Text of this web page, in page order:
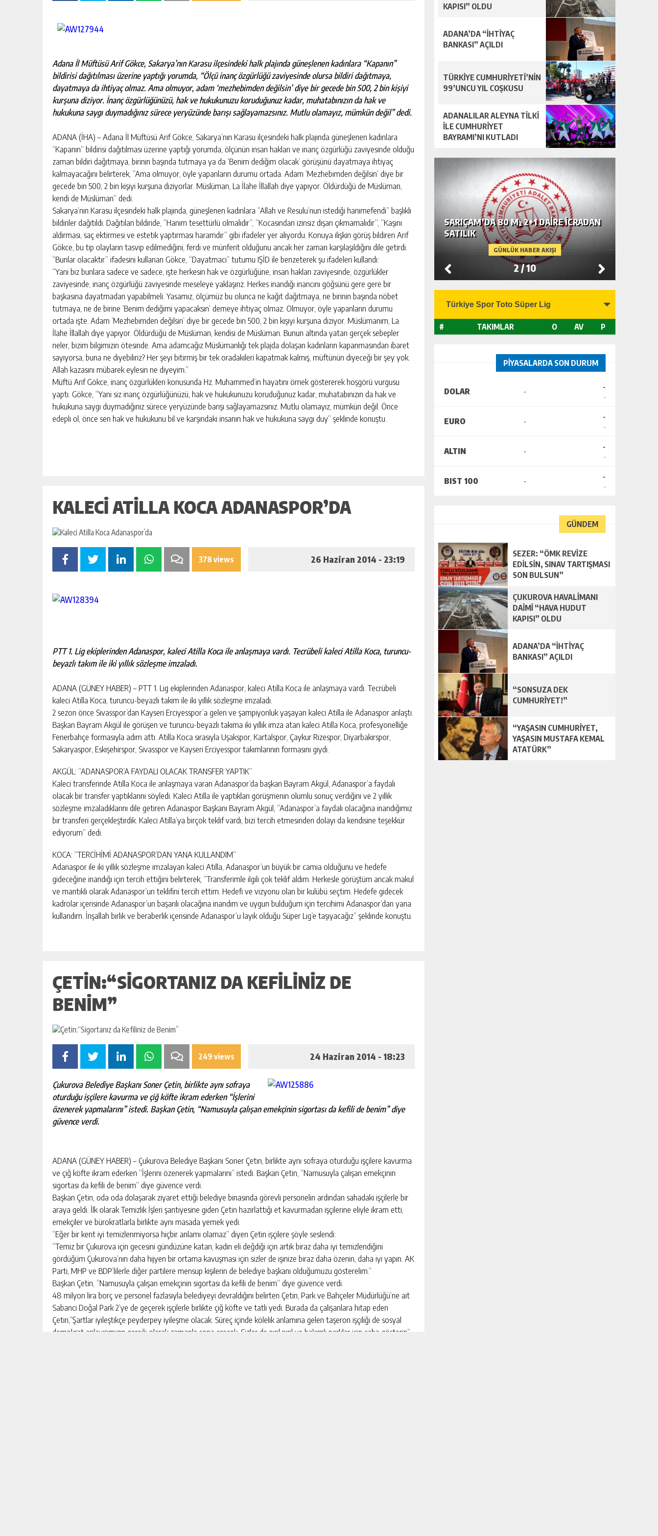
Adana İl Müftüsü Arif Gökce, Sakarya’nın Karasu ilçesindeki halk plajında güneşlenen kadınlara “Kapanın”
bildirisi dağıtılması üzerine yaptığı yorumda, “Ölçü inanç özgürlüğü zaviyesinde olursa bildiri dağıtmaya,
dayatmaya da ihtiyaç olmaz. Ama olmuyor, adam ‘mezhebimden değilsin’ diye bir gecede bin 500, 2 bin kişiyi
kurşuna diziyor. İnanç özgürlüğünüzü, hak ve hukukunuzu koruduğunuz kadar, muhatabınızın da hak ve
hukukuna saygı duymadığınız sürece yeryüzünde barışı sağlayamazsınız. Mutlu olamayız, mümkün değil” dedi.
ADANA (İHA) – Adana İl Müftüsü Arif Gökce, Sakarya’nın Karasu ilçesindeki halk plajında güneşlenen kadınlara
“Kapanın” bildirisi dağıtılması üzerine yaptığı yorumda, ölçünün insan hakları ve inanç özgürlüğü zaviyesinde olduğu
zaman bildiri dağıtmaya, birinin başında tutmaya ya da ‘Benim dediğim olacak’ görüşünü dayatmaya ihtiyaç
kalmayacağını belirterek, “Ama olmuyor, öyle yapanların durumu ortada. Adam ‘Mezhebimden değilsin’ diye bir
gecede bin 500, 2 bin kişiyi kurşuna diziyorlar. Müslüman, La İlahe İllallah diye yapıyor. Öldürdüğü de Müslüman,
kendi de Müslüman” dedi.
Sakarya’nın Karasu ilçesindeki halk plajında, güneşlenen kadınlara “Allah ve Resulu’nun istediği hanımefendi” başlıklı
bildiriler dağıtıldı. Dağıtılan bildiride, “Hanım tesettürlü olmalıdır”, “Kocasından izinsiz dışarı çıkmamalıdır”, “Kaşını
aldırması, saç ektirmesi ve estetik yaptırması haramdır” gibi ifadeler yer alıyordu. Konuya ilişkin görüş bildiren Arif
Gökce, bu tip olayların tasvip edilmediğini, ferdi ve münferit olduğunu ancak her zaman karşılaşıldığını dile getirdi.
“Bunlar olacaktır” ifadesini kullanan Gökce, “Dayatmacı” tutumu IŞİD ile benzeterek şu ifadeleri kullandı:
“Yani biz bunlara sadece ve sadece, işte herkesin hak ve özgürlüğüne, insan hakları zaviyesinde, özgürlükler
zaviyesinde, inanç özgürlüğü zaviyesinde meseleye yaklaşırız. Herkes inandığı inancını göğsünü gere gere bir
başkasına dayatmadan yapabilmeli. Yasamız, ölçümüz bu olunca ne kağıt dağıtmaya, ne birinin başında nöbet
tutmaya, ne de birine ‘Benim dediğimi yapacaksın’ demeye ihtiyaç olmaz. Olmuyor, öyle yapanların durumu
ortada işte. Adam ‘Mezhebimden değilsin’ diye bir gecede bin 500, 2 bin kişiyi kurşuna diziyor. Müslümanım, La
İlahe İllallah diye yapıyor. Öldürdüğü de Müslüman, kendisi de Müslüman. Bunun altında yatan gerçek sebepler
neler, bizim bilgimizin ötesinde. Ama adamcağız Müslümanlığı tek plajda dolaşan kadınların kapanmasından ibaret
sayıyorsa, buna ne diyebiliriz? Her şeyi bitirmiş bir tek oradakileri kapatmak kalmış, müftünün diyeceği bir şey yok.
Allah kazasını mübarek eylesin ne diyeyim.”
Müftü Arif Gökce, inanç özgürlükleri konusunda Hz. Muhammed’in hayatını örnek göstererek hoşgörü vurgusu
yaptı. Gökce, “Yani siz inanç özgürlüğünüzü, hak ve hukukunuzu koruduğunuz kadar, muhatabınızın da hak ve
hukukuna saygı duymadığınız sürece yeryüzünde barışı sağlayamazsınız. Mutlu olamayız, mümkün değil. Önce
edepli ol, önce sen hak ve hukukunu bil ve karşındaki insanın hak ve hukukuna saygı duy” şeklinde konuştu.
KALECI ATILLA KOCA ADANASPOR’DA
378 views 26 Haziran 2014 - 23:19
PTT 1. Lig ekiplerinden Adanaspor, kaleci Atilla Koca ile anlaşmaya vardı. Tecrübeli kaleci Atilla Koca, turuncu-
beyazlı takım ile iki yıllık sözleşme imzaladı.
ADANA (GÜNEY HABER) – PTT 1. Lig ekiplerinden Adanaspor, kaleci Atilla Koca ile anlaşmaya vardı. Tecrübeli
kaleci Atilla Koca, turuncu-beyazlı takım ile iki yıllık sözleşme imzaladı.
2 sezon önce Sivasspor’dan Kayseri Erciyesspor’a gelen ve şampiyonluk yaşayan kaleci Atilla ile Adanaspor anlaştı.
Başkan Bayram Akgül ile görüşen ve turuncu-beyazlı takıma iki yıllık imza atan kaleci Atilla Koca, profesyonelliğe
Fenerbahçe formasıyla adım attı. Atilla Koca sırasıyla Uşakspor, Kartalspor, Çaykur Rizespor, Diyarbakırspor,
Sakaryaspor, Eskişehirspor, Sivasspor ve Kayseri Erciyesspor takımlarının formasını giydi.
AKGÜL: “ADANASPOR’A FAYDALI OLACAK TRANSFER YAPTIK”
Kaleci transferinde Atilla Koca ile anlaşmaya varan Adanaspor’da başkan Bayram Akgül, Adanaspor’a faydalı
olacak bir transfer yaptıklarını söyledi. Kaleci Atilla ile yaptıkları görüşmenin olumlu sonuç verdiğini ve 2 yıllık
sözleşme imzaladıklarını dile getiren Adanaspor Başkanı Bayram Akgül, “Adanaspor’a faydalı olacağına inandığımız
bir transferi gerçekleştirdik. Kaleci Atilla’ya birçok teklif vardı, bizi tercih etmesinden dolayı da kendisine teşekkür
ediyorum” dedi.
KOCA: “TERCİHİMİ ADANASPOR’DAN YANA KULLANDIM”
Adanaspor ile iki yıllık sözleşme imzalayan kaleci Atilla, Adanaspor’un büyük bir camia olduğunu ve hedefe
gideceğine inandığı için tercih ettiğini belirterek, “Transferimle ilgili çok teklif aldım. Herkesle görüştüm ancak makul
ve mantıklı olarak Adanaspor’un teklifini tercih ettim. Hedefi ve vizyonu olan bir kulübü seçtim. Hedefe gidecek
kadrolar içerisinde Adanaspor’un başarılı olacağına inandım ve uygun bulduğum için tercihimi Adanaspor’dan yana
kullandım. İnşallah birlik ve beraberlik içerisinde Adanaspor’u layık olduğu Süper Lig’e taşıyacağız” şeklinde konuştu.
ÇETIN:“SIGORTANIZ DA KEFILINIZ DE
BENIM”
249 views 24 Haziran 2014 - 18:23
Çukurova Belediye Başkanı Soner Çetin, birlikte aynı sofraya
oturduğu işçilere kavurma ve çiğ köfte ikram ederken “İşlerini
özenerek yapmalarını” istedi. Başkan Çetin, “Namusuyla çalışan emekçinin sigortası da kefili de benim” diye
güvence verdi.
ADANA (GÜNEY HABER) – Çukurova Belediye Başkanı Soner Çetin, birlikte aynı sofraya oturduğu işçilere kavurma
ve çiğ köfte ikram ederken “İşlerini özenerek yapmalarını” istedi. Başkan Çetin, “Namusuyla çalışan emekçinin
sigortası da kefili de benim” diye güvence verdi.
Başkan Çetin, oda oda dolaşarak ziyaret ettiği belediye binasında görevli personelin ardından sahadaki işçilerle bir
araya geldi. İlk olarak Temizlik İşleri şantiyesine giden Çetin hazırlattığı et kavurmadan işçilerine eliyle ikram etti,
emekçiler ve bürokratlarla birlikte aynı masada yemek yedi.
“Eğer bir kent iyi temizlenmiyorsa hiçbir anlamı olamaz” diyen Çetin işçilere şöyle seslendi:
“Temiz bir Çukurova için gecesini gündüzüne katan, kadın eli değdiği için artık biraz daha iyi temizlendiğini
gördüğüm Çukurova’nın daha hijyen bir ortama kavuşması için sizler de işinize biraz daha özenin, daha iyi yapın. AK
Parti, MHP ve BDP’lilerle diğer partilere mensup kişilerin de belediye başkanı olduğumuzu gösterelim.”
Başkan Çetin, “Namusuyla çalışan emekçinin sigortası da kefili de benim” diye güvence verdi.
48 milyon lira borç ve personel fazlasıyla belediyeyi devraldığını belirten Çetin, Park ve Bahçeler Müdürlüğü’ne ait
Sabancı Doğal Park 2’ye de geçerek işçilerle birlikte çiğ köfte ve tatlı yedi. Burada da çalışanlara hitap eden
Çetin,“Şartlar iyileştikçe peyderpey iyileşme olacak. Süreç içinde kölelik anlamına gelen taşeron işçiliği de sosyal
demokrat anlayışımızın gereği olarak zamanla sona erecek. Sizler de pırıl pırıl ve bakımlı parklar için çaba gösterin”
KAPISI” OLDU
ADANA’DA “İHTİYAÇ
BANKASI” AÇILDI
TÜRKİYE CUMHURİYETİ’NİN
99’UNCU YIL COŞKUSU
ADANALILAR ALEYNA TİLKİ
İLE CUMHURİYET
BAYRAMI’NI KUTLADI
GÜNLÜK HABER AKIŞI
MERSİN ERDEMLİ ‘DE 639 M² ARSA
İCRADAN SATILIK
GÜNLÜK HABER AKIŞI
SARIÇAM’DA 87 M² 2+1 DAİRE İCRADAN
SATILIK
GÜNLÜK HABER AKIŞI
SARIÇAM’DA 80 M² 2+1 DAİRE İCRADAN
SATILIK
2/10
# TAKIMLAR O AV P
PİYASALARDA SON DURUM
DOLAR - -
-
EURO - -
-
ALTIN - -
-
BIST 100 - -
-
GÜNDEM
SEZER: “ÖMK REVİZE
EDİLSİN, SINAV TARTIŞMASI
SON BULSUN”
ÇUKUROVA HAVALİMANI
DAİMİ “HAVA HUDUT
KAPISI” OLDU
ADANA’DA “İHTİYAÇ
BANKASI” AÇILDI
“SONSUZA DEK
CUMHURİYET!”
“YAŞASIN CUMHURİYET,
YAŞASIN MUSTAFA KEMAL
ATATÜRK”